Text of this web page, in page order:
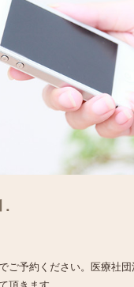
ご予約ください。医療社